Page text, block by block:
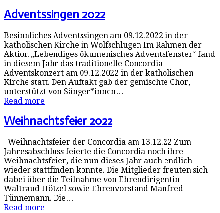
Adventssingen 2022
Besinnliches Adventssingen am 09.12.2022 in der
katholischen Kirche in Wolfschlugen Im Rahmen der
Aktion „Lebendiges ökumenisches Adventsfenster“ fand
in diesem Jahr das traditionelle Concordia-
Adventskonzert am 09.12.2022 in der katholischen
Kirche statt. Den Auftakt gab der gemischte Chor,
unterstützt von Sänger*innen…
Read more
Weihnachtsfeier 2022
Weihnachtsfeier der Concordia am 13.12.22 Zum
Jahresabschluss feierte die Concordia noch ihre
Weihnachtsfeier, die nun dieses Jahr auch endlich
wieder stattfinden konnte. Die Mitglieder freuten sich
dabei über die Teilnahme von Ehrendirigentin
Waltraud Hötzel sowie Ehrenvorstand Manfred
Tünnemann. Die…
Read more